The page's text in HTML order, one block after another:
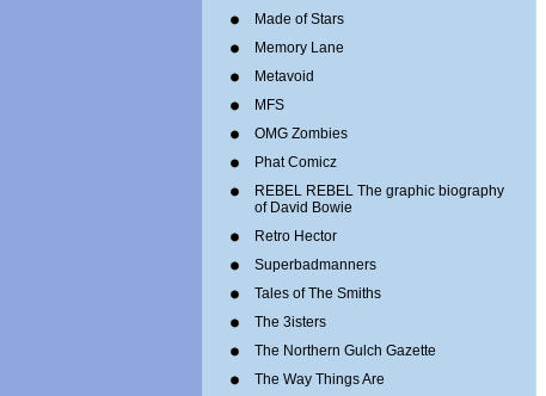
Made of Stars
Memory Lane
Metavoid
MFS
OMG Zombies
Phat Comicz
REBEL REBEL The graphic biography
of David Bowie
Retro Hector
Superbadmanners
Tales of The Smiths
The 3isters
The Northern Gulch Gazette
The Way Things Are